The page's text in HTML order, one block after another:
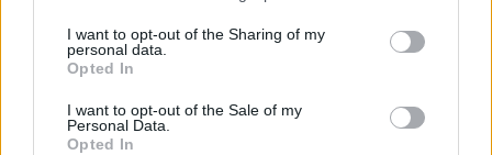
I want to opt-out of the Sharing of my
personal data.
Opted In
I want to opt-out of the Sale of my
Personal Data.
Opted In
esclusivi